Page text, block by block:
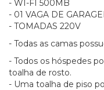
- WI-FI 500MB
- 01 VAGA DE
- TOMADAS 220V
- Todas as camas
- Todos os hóspedes
toalha de rosto.
- Uma toalha de piso